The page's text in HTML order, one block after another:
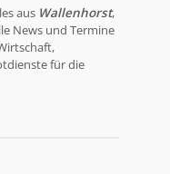
aus Wallenhorst,
News und Termine
für die